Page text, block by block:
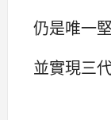
仍是唯一
並實現三